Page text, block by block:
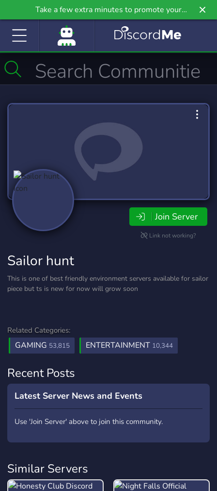
Take a few extra minutes to promote your
community even further on Griv.io, our newest
Join Server
Link not working?
Sailor hunt
This is one of best friendly environment servers available for sailor
piece but ts is new for now will grow soon
Related Categories:
GAMING 53,815 ENTERTAINMENT 10,344
Recent Posts
Latest Server News and Events
Use 'Join Server' above to join this community.
Similar Servers